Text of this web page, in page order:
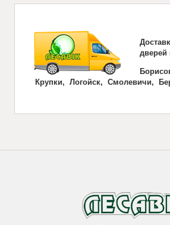
дверей
Крупки, Логойск, Смолевичи,